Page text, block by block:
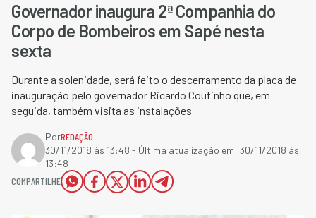
Governador inaugura 2ª Companhia do
Corpo de Bombeiros em Sapé nesta
sexta
Durante a solenidade, será feito o descerramento da placa de
inauguração pelo governador Ricardo Coutinho que, em
seguida, também visita as instalações
PorREDAÇÃO
30/11/2018 às 13:48 - Última atualização em: 30/11/2018 às
13:48
COMPARTILHE